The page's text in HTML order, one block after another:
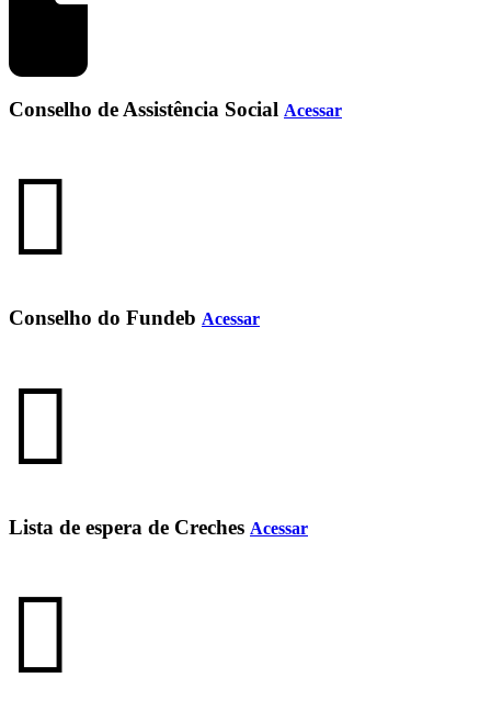
Conselho de Assistência Social Acessar
Conselho do Fundeb Acessar
Lista de espera de Creches Acessar